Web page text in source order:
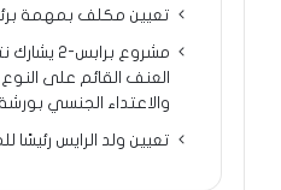
تعيين مكلف بمهمة
مشروع
العنف القائم على
والاعتداء الجنسي
تعيين ولد الرايس